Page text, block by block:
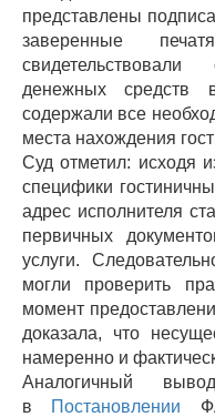
представлены
заверенные
денежных средств
содержали все
места нахождения
Суд отметил: исходя
специфики
адрес исполнителя
первичных
услуги.
могли проверить
момент
доказала, что
намеренно и
Аналогичный
в Постановлении